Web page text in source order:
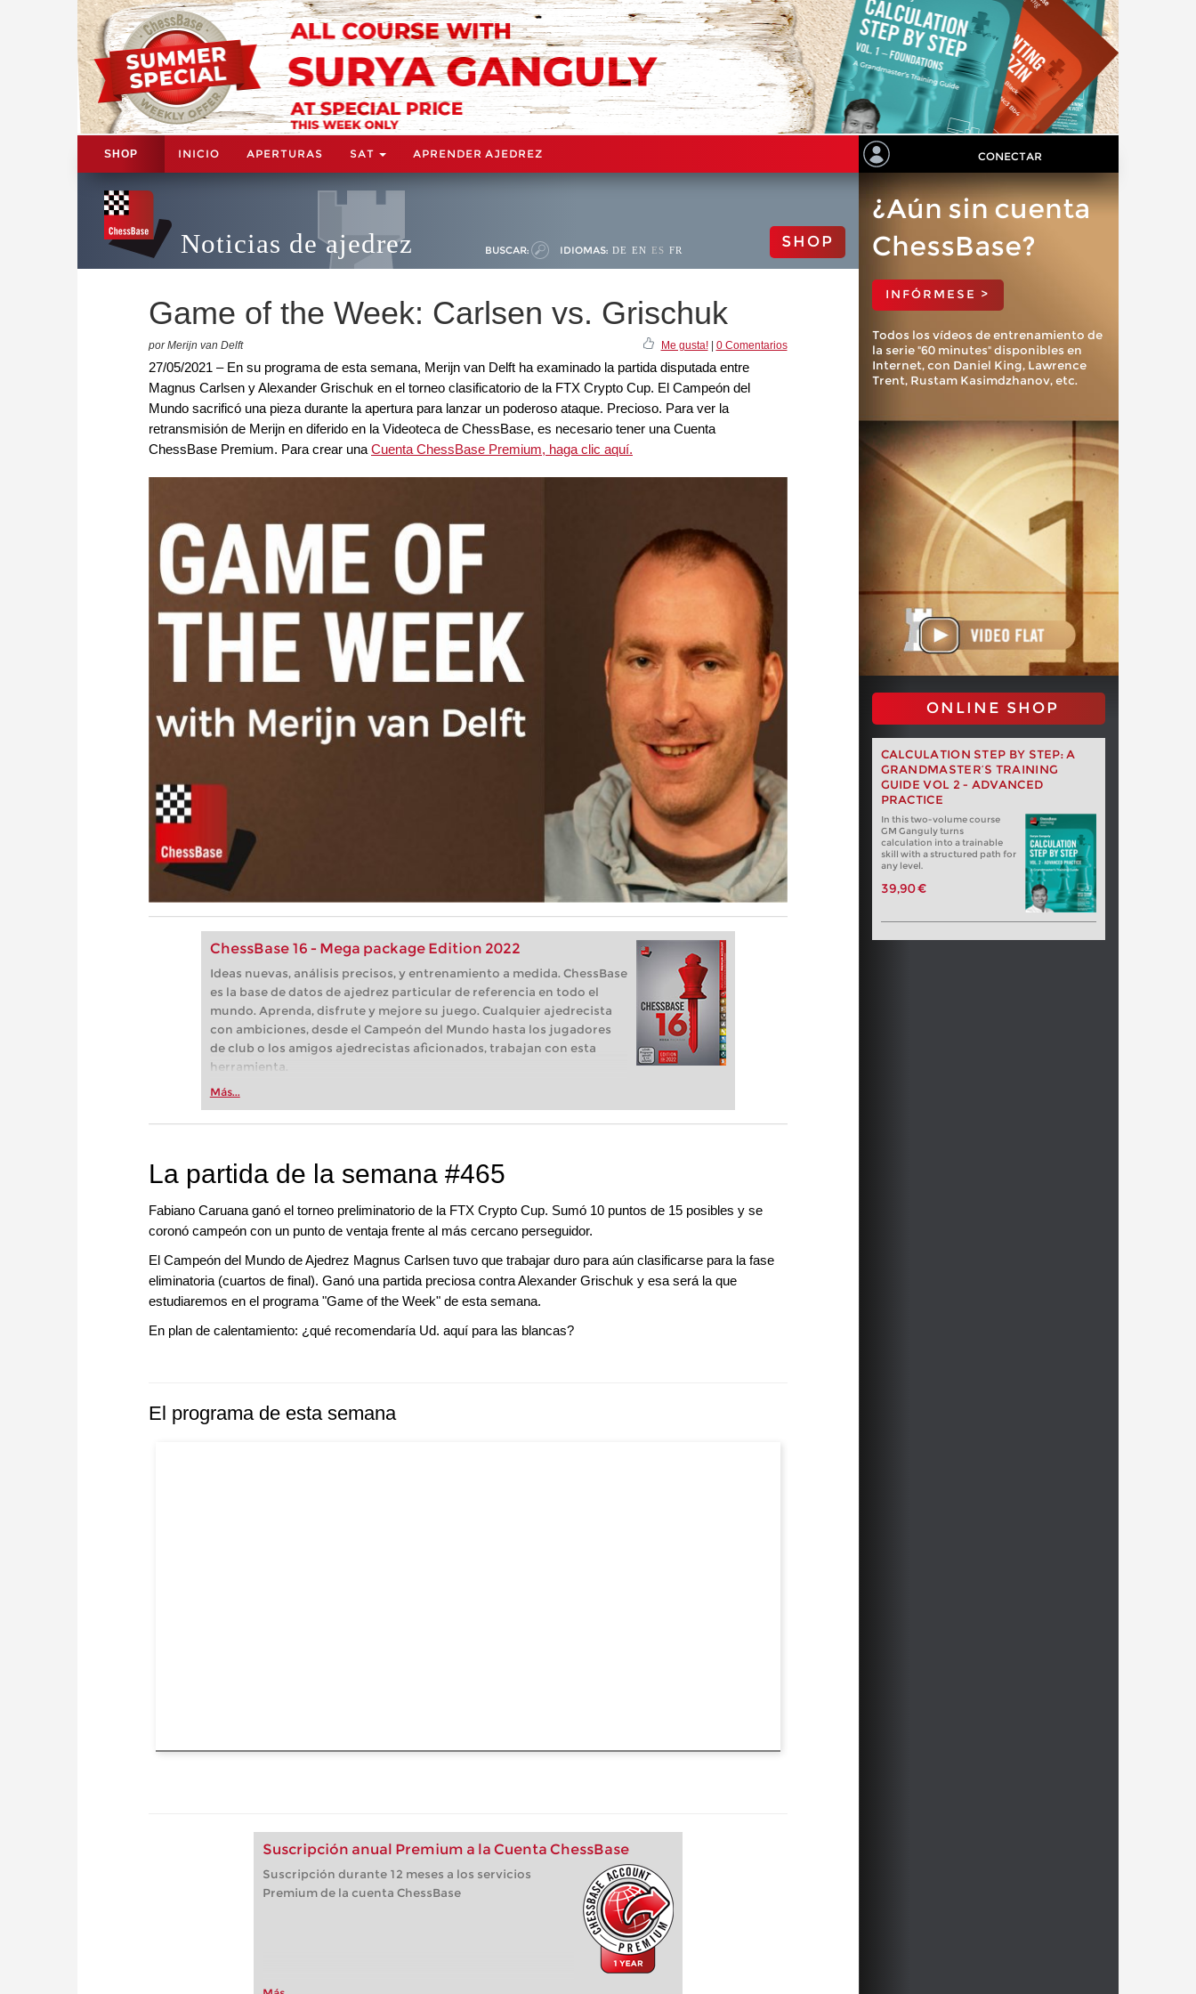
SHOP INICIO APERTURAS SAT APRENDER AJEDREZ CONECTAR
Noticias de ajedrez BUSCAR: IDIOMAS: DE EN ES FR SHOP
Game of the Week: Carlsen vs. Grischuk
por Merijn van Delft Me gusta!| 0 Comentarios
27/05/2021 – En su programa de esta semana, Merijn van Delft ha examinado la partida disputada entre
Magnus Carlsen y Alexander Grischuk en el torneo clasificatorio de la FTX Crypto Cup. El Campeón del
Mundo sacrificó una pieza durante la apertura para lanzar un poderoso ataque. Precioso. Para ver la
retransmisión de Merijn en diferido en la Videoteca de ChessBase, es necesario tener una Cuenta
ChessBase Premium. Para crear una Cuenta ChessBase Premium, haga clic aquí.
ChessBase 16 - Mega package Edition 2022
Ideas nuevas, análisis precisos, y entrenamiento a medida. ChessBase
es la base de datos de ajedrez particular de referencia en todo el
mundo. Aprenda, disfrute y mejore su juego. Cualquier ajedrecista
con ambiciones, desde el Campeón del Mundo hasta los jugadores
de club o los amigos ajedrecistas aficionados, trabajan con esta
herramienta.
Más...
¿Aún sin cuenta
ChessBase?
INFÓRMESE >
Todos los vídeos de entrenamiento de
la serie "60 minutes" disponibles en
Internet, con Daniel King, Lawrence
Trent, Rustam Kasimdzhanov, etc.
ONLINE SHOP
CALCULATION STEP BY STEP: A
GRANDMASTER’S TRAINING
GUIDE VOL 2 - ADVANCED
PRACTICE
In this two-volume course
GM Ganguly turns
calculation into a trainable
skill with a structured path for
any level.
39,90 €
La partida de la semana #465
Fabiano Caruana ganó el torneo preliminatorio de la FTX Crypto Cup. Sumó 10 puntos de 15 posibles y se
coronó campeón con un punto de ventaja frente al más cercano perseguidor.
El Campeón del Mundo de Ajedrez Magnus Carlsen tuvo que trabajar duro para aún clasificarse para la fase
eliminatoria (cuartos de final). Ganó una partida preciosa contra Alexander Grischuk y esa será la que
estudiaremos en el programa "Game of the Week" de esta semana.
En plan de calentamiento: ¿qué recomendaría Ud. aquí para las blancas?
El programa de esta semana
Suscripción anual Premium a la Cuenta ChessBase
Suscripción durante 12 meses a los servicios
Premium de la cuenta ChessBase